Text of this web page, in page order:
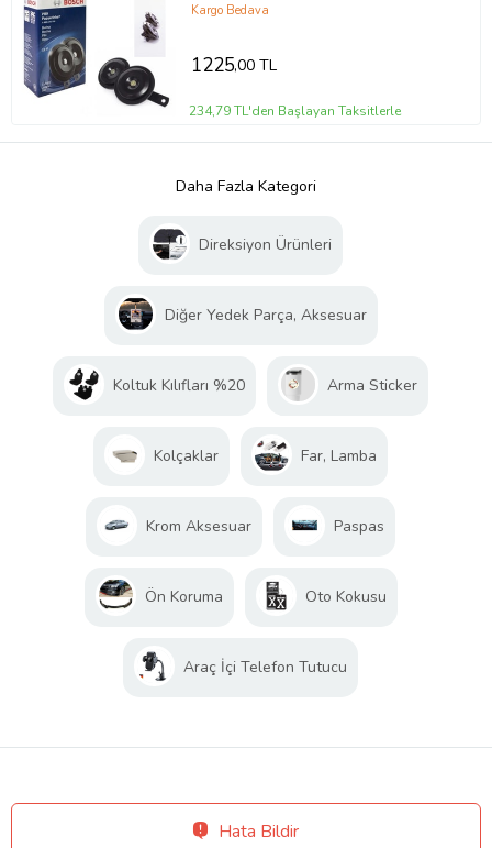
Kargo Bedava
1225,00 TL
234,79 TL'den Başlayan Taksitlerle
Daha Fazla Kategori
Direksiyon Ürünleri
Diğer Yedek Parça, Aksesuar
Koltuk Kılıfları %20 Arma Sticker
Kolçaklar Far, Lamba
Krom Aksesuar Paspas
Ön Koruma Oto Kokusu
Araç İçi Telefon Tutucu
Hata Bildir